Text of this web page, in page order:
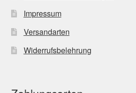
Impressum
Versandarten
Widerrufsbelehrung